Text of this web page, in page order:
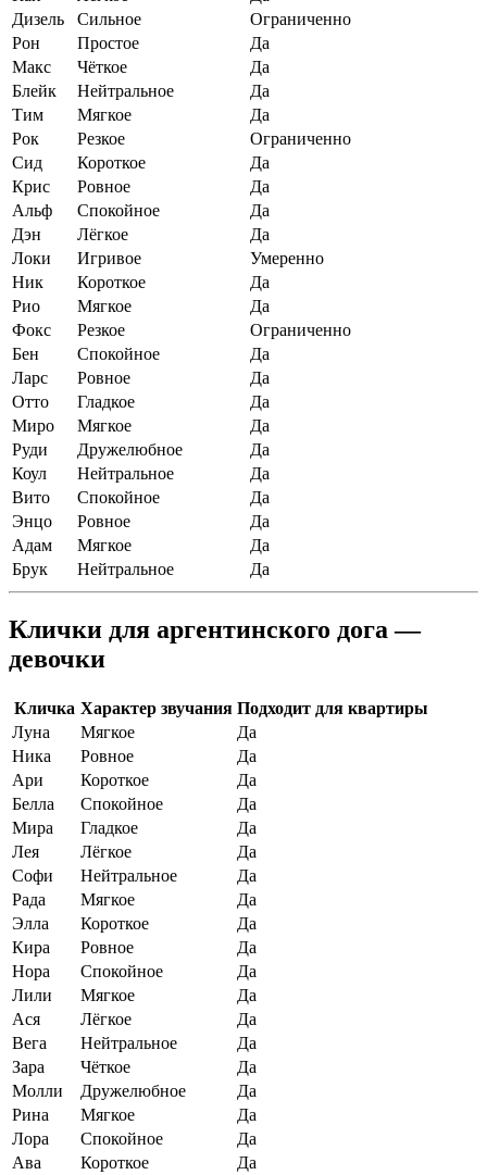
Дизель
Сильное
Ограниченно
Рон
Простое
Да
Макс
Чёткое
Да
Блейк
Нейтральное
Да
Тим
Мягкое
Да
Рок
Резкое
Ограниченно
Сид
Короткое
Да
Крис
Ровное
Да
Альф
Спокойное
Да
Дэн
Лёгкое
Да
Локи
Игривое
Умеренно
Ник
Короткое
Да
Рио
Мягкое
Да
Фокс
Резкое
Ограниченно
Бен
Спокойное
Да
Ларс
Ровное
Да
Отто
Гладкое
Да
Миро
Мягкое
Да
Руди
Дружелюбное
Да
Коул
Нейтральное
Да
Вито
Спокойное
Да
Энцо
Ровное
Да
Адам
Мягкое
Да
Брук
Нейтральное Да
Клички для аргентинского дога —
девочки
Кличка Характер звучания Подходит для квартиры
Луна
Мягкое
Да
Ника
Ровное
Да
Ари
Короткое
Да
Белла
Спокойное
Да
Мира
Гладкое
Да
Лея
Лёгкое
Да
Софи
Нейтральное
Да
Рада
Мягкое
Да
Элла
Короткое
Да
Кира
Ровное
Да
Нора
Спокойное
Да
Лили
Мягкое
Да
Ася
Лёгкое
Да
Вега
Нейтральное
Да
Зара
Чёткое
Да
Молли
Дружелюбное
Да
Рина
Мягкое
Да
Лора
Спокойное
Да
Ава
Короткое
Да